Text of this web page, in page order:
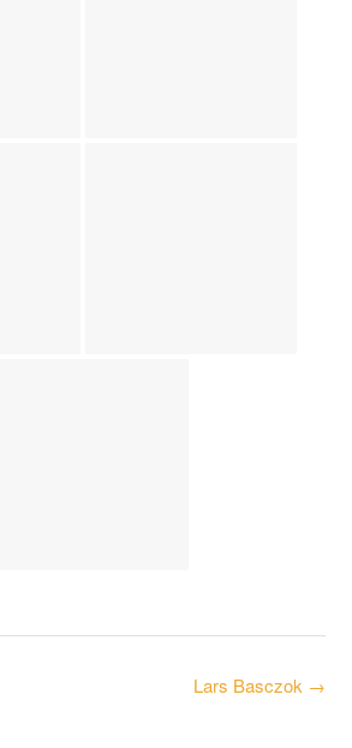
Lars Basczok →